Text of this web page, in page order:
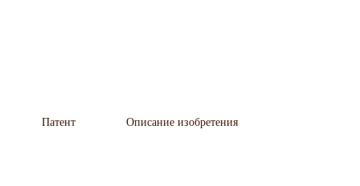
Патент Описание изобретения